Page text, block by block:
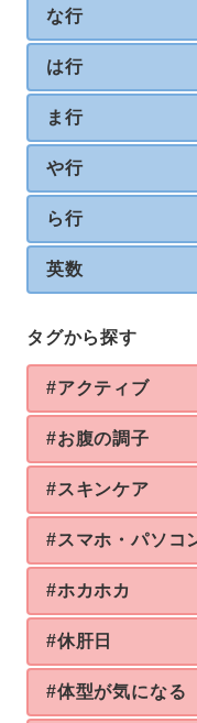
な行
は行
ま行
や行
ら行
英数
タグから探す
#アクティブ
#お腹の調子
#スキンケア
#スマホ・パソコ
#ホカホカ
#休肝日
#体型が気になる